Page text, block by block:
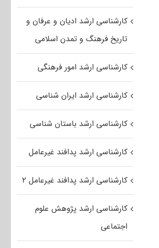
کارشناسی ارشد ادیان و عرفان و
تاریخ فرهنگ و تمدن اسلامی
کارشناسی ارشد امور فرهنگی
کارشناسی ارشد ایران شناسی
کارشناسی ارشد باستان شناسی
کارشناسی ارشد پدافند غیرعامل
کارشناسی ارشد پدافند غیرعامل ۲
کارشناسی ارشد پژوهش علوم
اجتماعی